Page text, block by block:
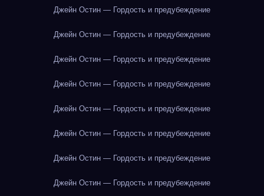
Джейн Остин — Гордость и предубеждение
Джейн Остин — Гордость и предубеждение
Джейн Остин — Гордость и предубеждение
Джейн Остин — Гордость и предубеждение
Джейн Остин — Гордость и предубеждение
Джейн Остин — Гордость и предубеждение
Джейн Остин — Гордость и предубеждение
Джейн Остин — Гордость и предубеждение